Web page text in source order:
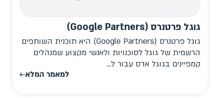
גוגל פרטנרס (Google Partners)
גוגל פרטנרס (Google Partners) היא תוכנית השותפים
הרשמית של גוגל לסוכנויות ולאנשי מקצוע שמנהלים
קמפיינים בגוגל אדס עבור ל...
למאמר המלא